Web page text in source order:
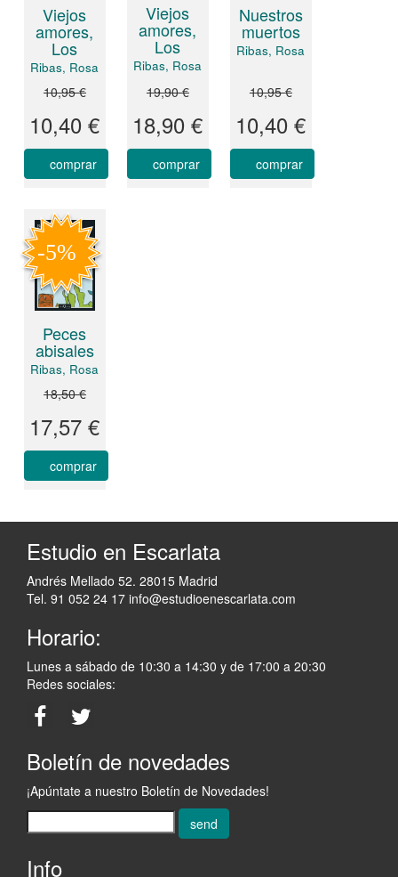
Viejos
amores,
Los
Ribas, Rosa
10,95 €
10,40 €
comprar
Viejos
amores,
Los
Ribas, Rosa
19,90 €
18,90 €
comprar
Nuestros
muertos
Ribas, Rosa
10,95 €
10,40 €
comprar
Peces
abisales
Ribas, Rosa
18,50 €
17,57 €
comprar
Estudio en Escarlata
Andrés Mellado 52. 28015 Madrid
Tel. 91 052 24 17 info@estudioenescarlata.com
Horario:
Lunes a sábado de 10:30 a 14:30 y de 17:00 a 20:30
Redes sociales:
Boletín de novedades
¡Apúntate a nuestro Boletín de Novedades!
send
Info